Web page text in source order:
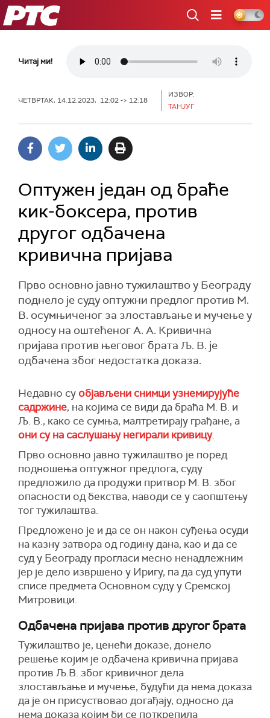
РТС
Читај ми!
ЧЕТВРТАК, 14.12.2023, 12:02 -> 12:18
ИЗВОР:
ТАНЈУГ
Оптужен један од браће
кик-боксера, против
другог одбачена
кривична пријава
Прво основно јавно тужилаштво у Београду
поднело је суду оптужни предлог против М.
В. осумњиченог за злостављање и мучење у
односу на оштећеног А. А. Кривична
пријава против његовог брата Љ. В. је
одбачена због недостатка доказа.
Недавно су објављени снимци узнемирујуће
садржине, на којима се види да браћа М. В. и
Љ. В., како се сумња, малтретирају грађане, а
они су на саслушању негирали кривицу.
Прво основно јавно тужилаштво је поред
подношења оптужног предлога, суду
предложило да продужи притвор М. В. због
опасности од бекства, наводи се у саопштењу
тог тужилаштва.
Предложено је и да се он након суђења осуди
на казну затвора од годину дана, као и да се
суд у Београду прогласи месно ненадлежним
јер је дело извршено у Иригу, па да суд упути
списе предмета Основном суду у Сремској
Митровици.
Одбачена пријава против другог брата
Тужилаштво је, ценећи доказе, донело
решење којим је одбачена кривична пријава
против Љ.В. због кривичног дела
злостављање и мучење, будући да нема доказа
да је он присуствовао догађају, односно да
нема доказа којим би се поткрепила